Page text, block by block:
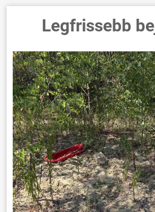
Legfrissebb